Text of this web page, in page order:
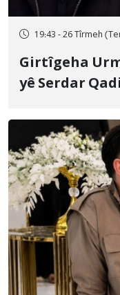
19:43 - 26 Tîrmeh
Girtîgeha
yê Serdar